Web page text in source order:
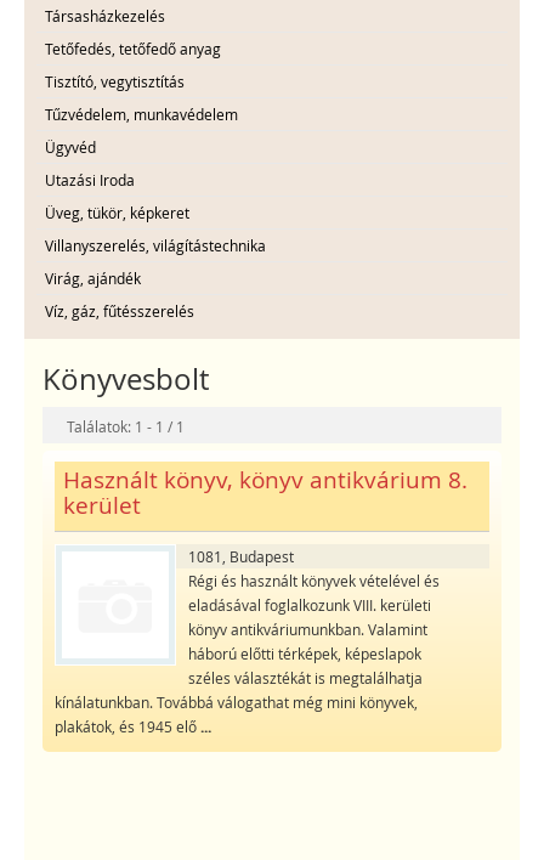
Társasházkezelés
Tetőfedés, tetőfedő anyag
Tisztító, vegytisztítás
Tűzvédelem, munkavédelem
Ügyvéd
Utazási Iroda
Üveg, tükör, képkeret
Villanyszerelés, világítástechnika
Virág, ajándék
Víz, gáz, fűtésszerelés
Könyvesbolt
Találatok: 1 - 1 / 1
Használt könyv, könyv antikvárium 8.
kerület
1081, Budapest
Régi és használt könyvek vételével és
eladásával foglalkozunk VIII. kerületi
könyv antikváriumunkban. Valamint
háború előtti térképek, képeslapok
széles választékát is megtalálhatja
kínálatunkban. Továbbá válogathat még mini könyvek,
plakátok, és 1945 elő...